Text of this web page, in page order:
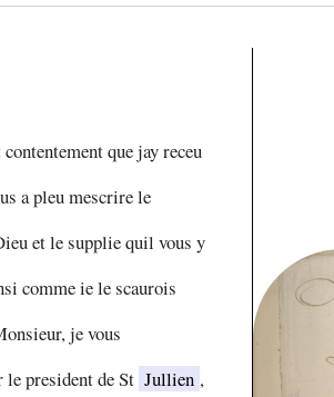
que jay receu
a pleu mescrire le
et le supplie quil vous y
comme ie le scaurois
je vous
le president de St Jullien ,